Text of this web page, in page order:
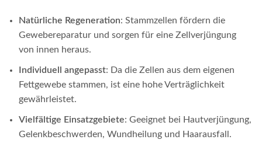
Natürliche Regeneration: Stammzellen fördern die
Gewebereparatur und sorgen für eine Zellverjüngung
von innen heraus.
Individuell angepasst: Da die Zellen aus dem eigenen
Fettgewebe stammen, ist eine hohe Verträglichkeit
gewährleistet.
Vielfältige Einsatzgebiete: Geeignet bei Hautverjüngung,
Gelenkbeschwerden, Wundheilung und Haarausfall.